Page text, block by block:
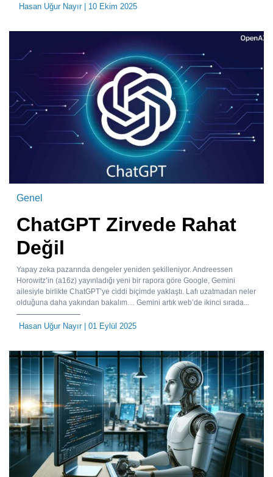
Hasan Uğur Nayır| 10 Ekim 2025
Genel
ChatGPT Zirvede Rahat
Değil
Yapay zeka pazarında dengeler yeniden şekilleniyor. Andreessen
Horowitz’in (a16z) yayınladığı yeni bir rapora göre Google, Gemini
ailesiyle birlikte ChatGPT’ye ciddi biçimde yaklaştı. Lafı uzatmadan neler
olduğuna daha yakından bakalım… Gemini artık web’de ikinci sırada...
Hasan Uğur Nayır| 01 Eylül 2025